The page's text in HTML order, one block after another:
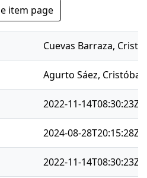
item page
Cuevas Barraza,
Agurto Sáez, Cristóbal
2022-11-14T08:30:23Z
2024-08-28T20:15:28Z
2022-11-14T08:30:23Z